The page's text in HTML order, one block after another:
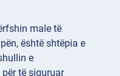
male të
është shtëpia e
e
të siguruar